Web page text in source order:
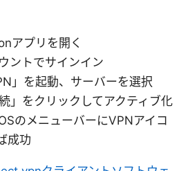
アプリを開く
ントでサインイン
」を起動、サーバーを選択
」をクリックしてアクティブ化
のメニューバーにVPNアイコ
成功